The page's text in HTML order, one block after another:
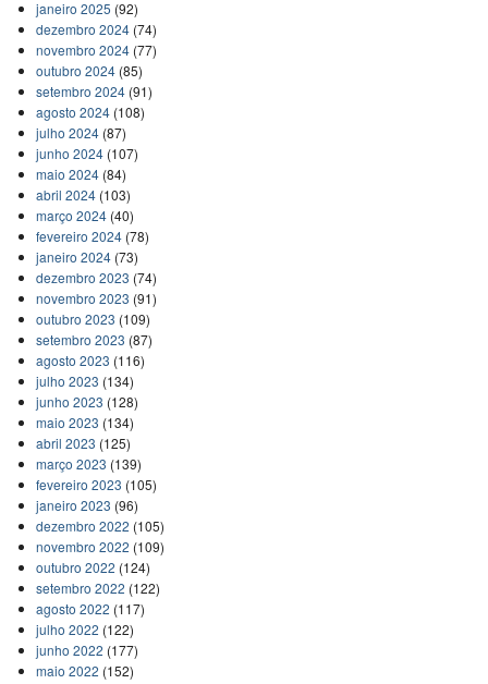
janeiro 2025 (92)
dezembro 2024(74)
novembro 2024(77)
outubro 2024(85)
setembro 2024(91)
agosto 2024(108)
julho 2024(87)
junho 2024(107)
maio 2024(84)
abril 2024(103)
março 2024(40)
fevereiro 2024(78)
janeiro 2024(73)
dezembro 2023 (74)
novembro 2023 (91)
outubro 2023 (109)
setembro 2023 (87)
agosto 2023 (116)
julho 2023 (134)
junho 2023 (128)
maio 2023 (134)
abril 2023 (125)
março 2023 (139)
fevereiro 2023 (105)
janeiro 2023 (96)
dezembro 2022 (105)
novembro 2022 (109)
outubro 2022 (124)
setembro 2022 (122)
agosto 2022 (117)
julho 2022 (122)
junho 2022 (177)
maio 2022 (152)